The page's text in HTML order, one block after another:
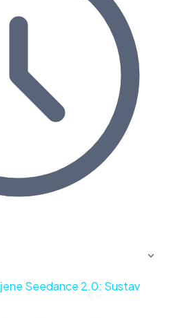
Seedance 2.0: Sustav